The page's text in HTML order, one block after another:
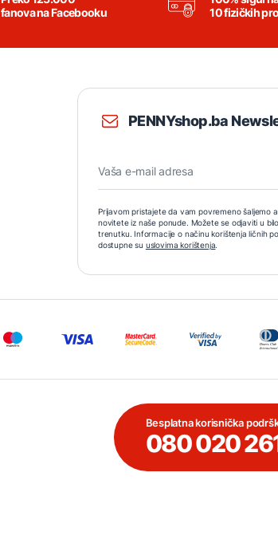
fanova na Facebooku
10 fizičkih
PENNYshop.ba
Prijavom pristajete da vam povremeno šaljemo
novitete iz naše ponude. Možete se odjaviti u
trenutku. Informacije o načinu korištenja ličnih
dostupne su uslovima korištenja.
Besplatna korisnička
080 020